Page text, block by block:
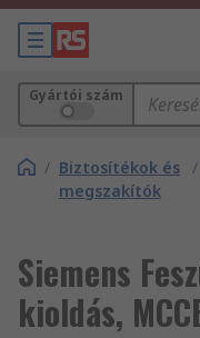
Gyártói szám
/ Biztosítékok és
megszakítók
/
Siemens
kioldás,